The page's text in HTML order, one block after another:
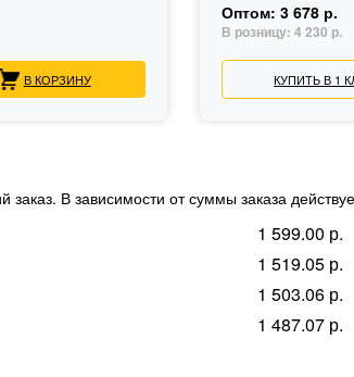
В КОРЗИНУ
Оптом: 3 678 р.
В розницу: 4 230 р.
КУПИТЬ В 1
В зависимости от суммы заказа
1 599.00 р.
1 519.05 р.
1 503.06 р.
1 487.07 р.